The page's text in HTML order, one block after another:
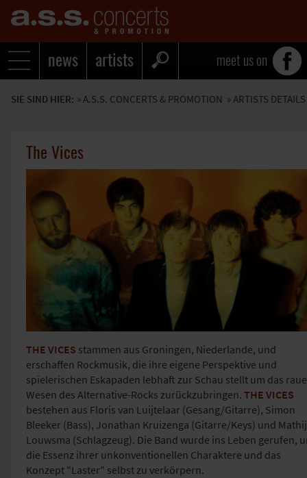
news artists meet us on
SIE SIND HIER: »A.S.S. CONCERTS & PROMOTION » ARTISTS DETAILS
The Vices
THE VICES stammen aus Groningen, Niederlande, und
erschaffen Rockmusik, die ihre eigene Perspektive und
spielerischen Eskapaden lebhaft zur Schau stellt um das raue
Wesen des Alternative-Rocks zurückzubringen. THE VICES
bestehen aus Floris van Luijtelaar (Gesang/Gitarre), Simon
Bleeker (Bass), Jonathan Kruizenga (Gitarre/Keys) und
Louwsma (Schlagzeug). Die Band wurde ins Leben gerufen,
die Essenz ihrer unkonventionellen Charaktere und das
Konzept "Laster" selbst zu verkörpern.